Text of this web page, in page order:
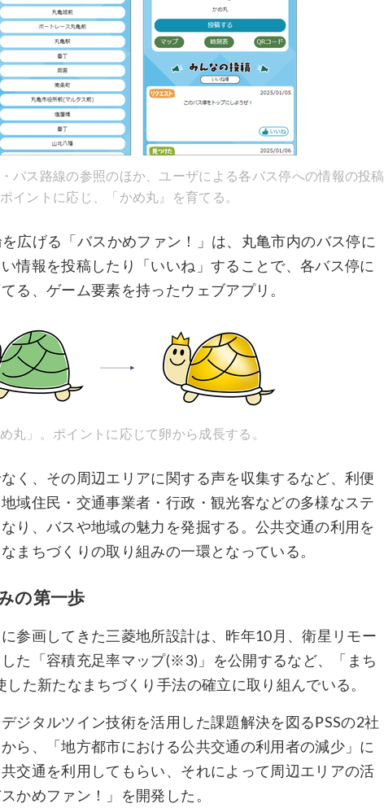
バス路線の参照のほか、ユーザによる各バス停への情報の投稿
イントに応じ、「かめ丸』を育てる。
広げる「バスかめファン！」は、丸亀市内のバス停に
情報を投稿したり「いいね」することで、各バス停に
る、ゲーム要素を持ったウェブアプリ。
丸」。ポイントに応じて卵から成長する。
く、その周辺エリアに関する声を収集するなど、利便
域住民・交通事業者・行政・観光客などの多様なステ
り、バスや地域の魅力を発掘する。公共交通の利用を
まちづくりの取り組みの一環となっている。
の第一歩
参画してきた三菱地所設計は、昨年10月、衛星リモー
た「容積充足率マップ(※3)」を公開するなど、「まち
た新たなまちづくり手法の確立に取り組んでいる。
ジタルツイン技術を活用した課題解決を図るPSSの2社
ら、「地方都市における公共交通の利用者の減少」に
交通を利用してもらい、それによって周辺エリアの活
かめファン！」を開発した。